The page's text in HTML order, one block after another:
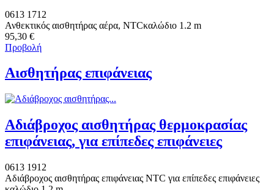
0613 1712
Ανθεκτικός αισθητήρας αέρα, NTCκαλώδιο 1.2 m
95,30 €
Προβολή
Αισθητήρας επιφάνειας
Αδιάβροχος αισθητήρας θερμοκρασίας
επιφάνειας, για επίπεδες επιφάνειες
0613 1912
Αδιάβροχος αισθητήρας επιφάνειας NTC για επίπεδες επιφάνειες